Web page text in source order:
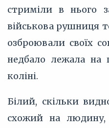
стриміли в нього
військова рушниця
озброювали своїх
недбало лежала на
коліні.
Білий, скільки
схожий на людину,